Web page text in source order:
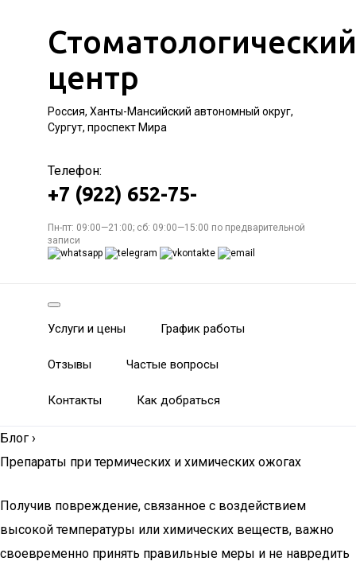
Стоматологический
центр
Россия, Ханты-Мансийский автономный округ,
Сургут, проспект Мира
Телефон:
+7 (922) 652-75-
Пн-пт: 09:00—21:00; сб: 09:00—15:00 по предварительной
записи
Услуги и цены График работы
Отзывы Частые вопросы
Контакты Как добраться
Блог ›
Препараты при термических и химических ожогах
Получив повреждение, связанное с воздействием
высокой температуры или химических веществ, важно
своевременно принять правильные меры и не навредить